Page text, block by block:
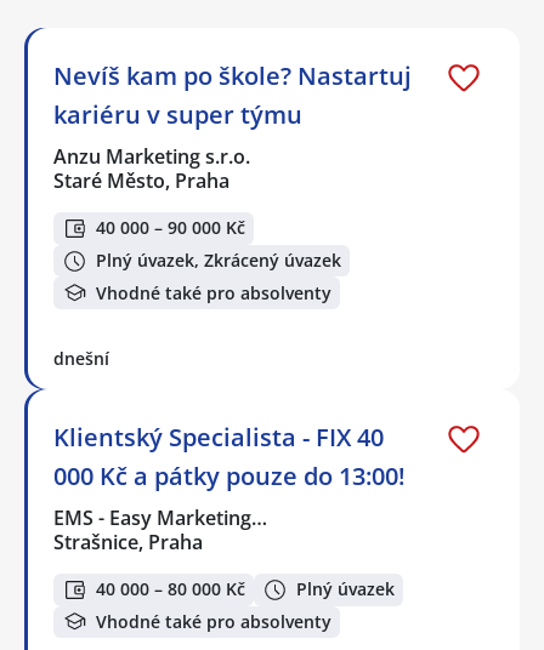
Nevíš kam po škole? Nastartuj
kariéru v super týmu
Anzu Marketing s.r.o.
Staré Město, Praha
40 000 – 90 000 Kč
Plný úvazek, Zkrácený úvazek
Vhodné také pro absolventy
dnešní
Klientský Specialista - FIX 40
000 Kč a pátky pouze do 13:00!
EMS - Easy Marketing…
Strašnice, Praha
40 000 – 80 000 Kč
Plný úvazek
Vhodné také pro absolventy